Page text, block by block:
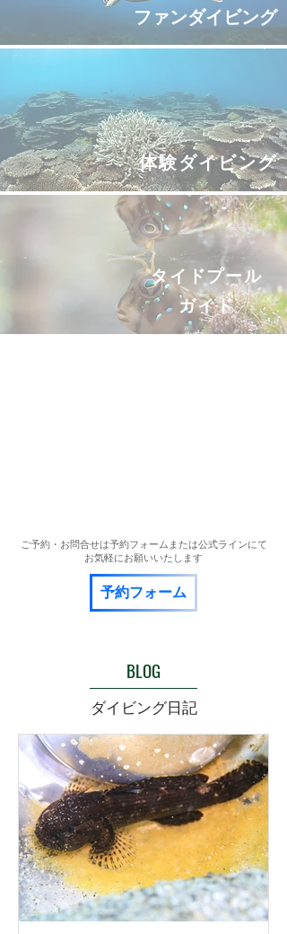
​ファンダイビング
​体験ダイビング
​タイドプール
ガイド
​ご予約・お問合せは予約フォームまたは公式ラインにて
お気軽にお願いいたします
予約フォーム
BLOG
ダイビング日記